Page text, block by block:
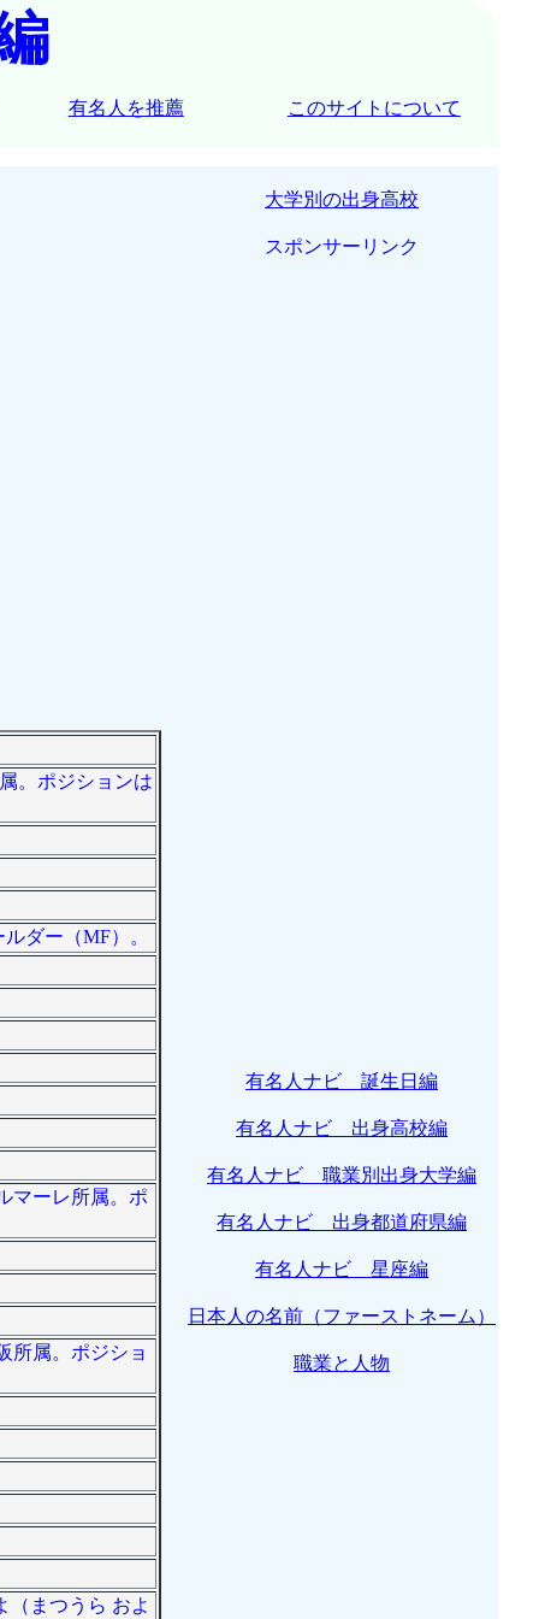
有名人を推薦 このサイトについて
。ポジションは
ダー（MF）。
マーレ所属。ポ
所属。ポジショ
（まつうら およ
大学別の出身高校
スポンサーリンク
有名人ナビ 誕生日編
有名人ナビ 出身高校編
有名人ナビ 職業別出身大学編
有名人ナビ 出身都道府県編
有名人ナビ 星座編
日本人の名前（ファーストネーム）
職業と人物